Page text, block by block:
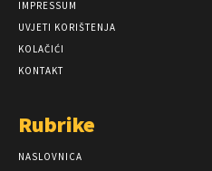
IMPRESSUM
UVJETI KORIŠTENJA
KOLAČIĆI
KONTAKT
Rubrike
NASLOVNICA